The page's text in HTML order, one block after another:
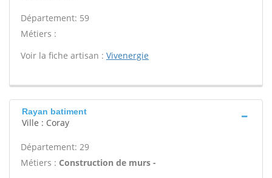
Département: 59
Métiers :
Voir la fiche artisan : Vivenergie
Rayan batiment
Ville : Coray
Département: 29
Métiers : Construction de murs -